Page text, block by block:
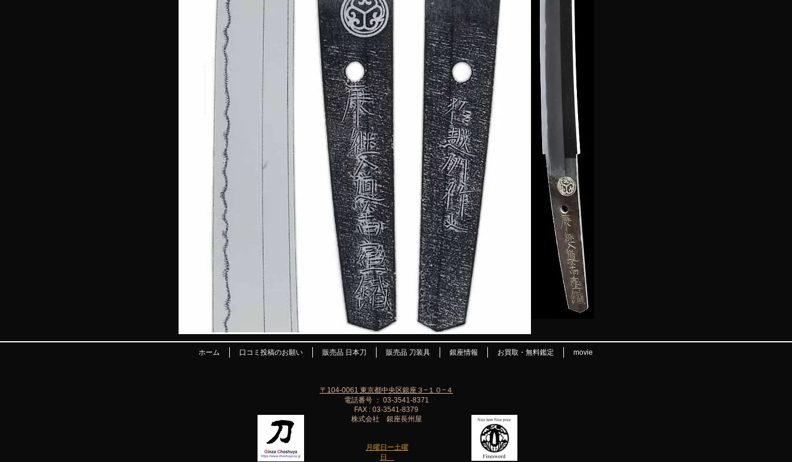
ホーム 口コミ投稿のお願い 販売品 日本刀 販売品 刀装具 銀座情報 お買取・無料鑑定 movie
月曜日ー土曜
日
〒104-0061 東京都中央区銀座３−１０−４
電話番号 ： 03-3541-8371
FAX : 03-3541-8379
株式会社 銀座長州屋